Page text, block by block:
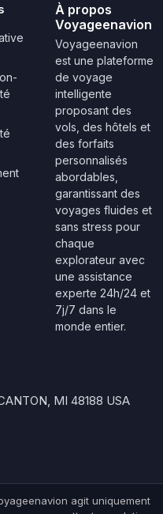
À propos
Voyageenavion
Voyageenavion
est une plateforme
de voyage
intelligente
proposant des
vols, des hôtels et
des forfaits
personnalisés
abordables,
garantissant des
voyages fluides et
sans stress pour
chaque
explorateur avec
une assistance
experte 24h/24 et
7j/7 dans le
monde entier.
MI 48188 USA
agit uniquement